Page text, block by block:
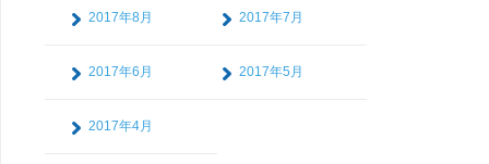
2017年8月 2017年7月
2017年6月 2017年5月
2017年4月